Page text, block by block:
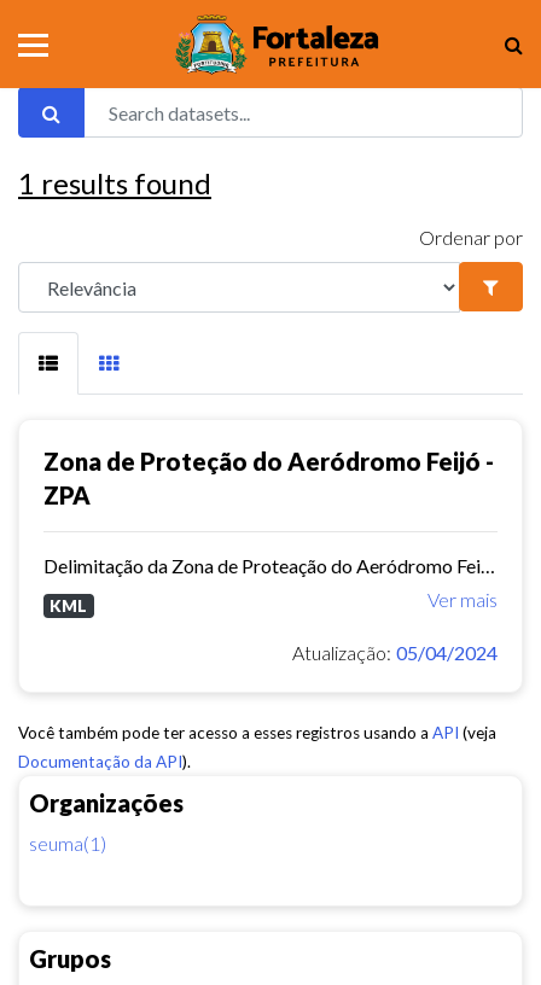
Organizações
seuma(1)
Grupos
1 results found
Ordenar por
Zona de Proteção do Aeródromo Feijó -
ZPA
Ver mais
KML
Atualização: 05/04/2024
Você também pode ter acesso a esses registros usando a API (veja
Documentação da API).